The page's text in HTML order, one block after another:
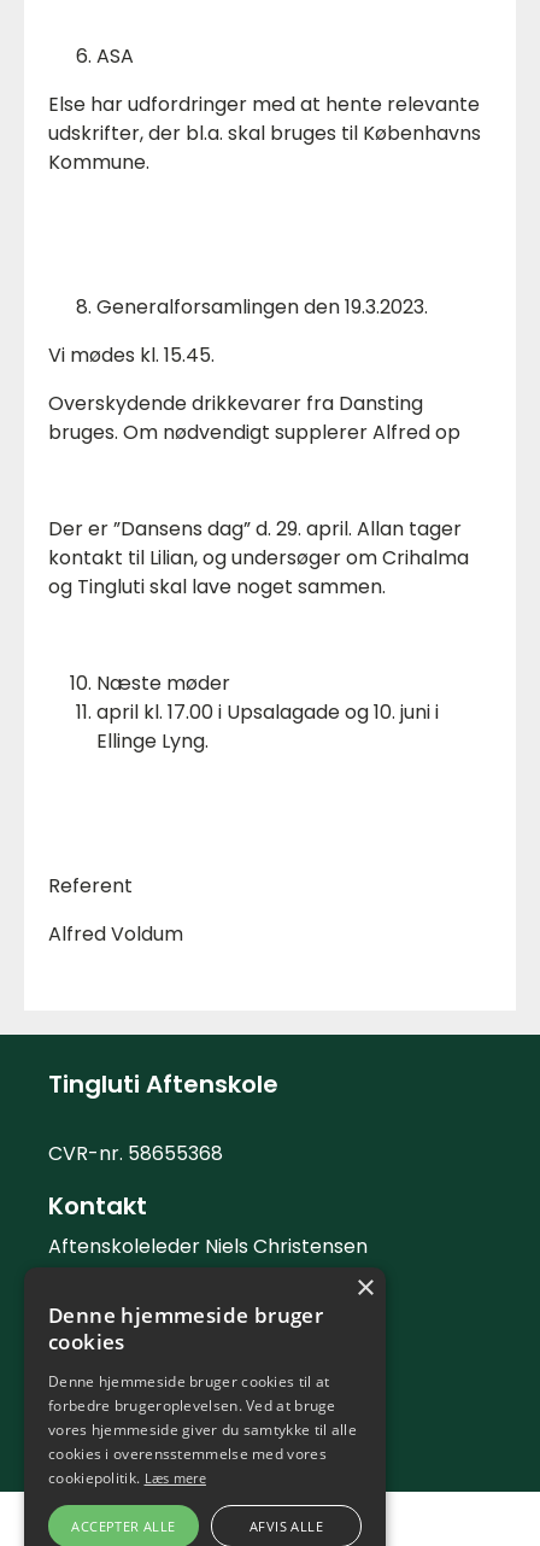
ASA
Else har udfordringer med at hente relevante
udskrifter, der bl.a. skal bruges til Københavns
Kommune.
Generalforsamlingen den 19.3.2023.
Vi mødes kl. 15.45.
Overskydende drikkevarer fra Dansting
bruges. Om nødvendigt supplerer Alfred op
Der er ”Dansens dag” d. 29. april. Allan tager
kontakt til Lilian, og undersøger om Crihalma
og Tingluti skal lave noget sammen.
Næste møder
april kl. 17.00 i Upsalagade og 10. juni i
Ellinge Lyng.
Referent
Alfred Voldum
Tingluti Aftenskole
CVR-nr. 58655368
Kontakt
Aftenskoleleder Niels Christensen
Mail:info@tingluti.dk
Telefontid
Kontortid tirsdag og torsdag 9 - 12
×
Denne hjemmeside bruger
cookies
Denne hjemmeside bruger cookies til at
forbedre brugeroplevelsen. Ved at bruge
vores hjemmeside giver du samtykke til alle
cookies i overensstemmelse med vores
cookiepolitik. Læs mere
ACCEPTER ALLE AFVIS ALLE